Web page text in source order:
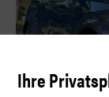
Ihre